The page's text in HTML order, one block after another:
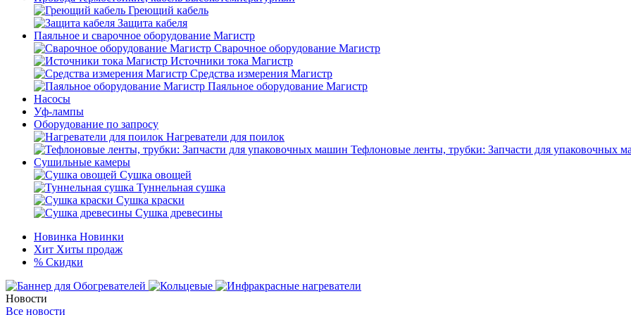
Греющий кабель
Защита кабеля
Паяльное и сварочное оборудование Магистр
Сварочное оборудование Магистр
Источники тока Магистр
Средства измерения Магистр
Паяльное оборудование Магистр
Насосы
Уф-лампы
Оборудование по запросу
Нагреватели для поилок
Тефлоновые ленты, трубки: Запчасти для упаковочных
Сушильные камеры
Сушка овощей
Туннельная сушка
Сушка краски
Сушка древесины
Новинка Новинки
Хит Хиты продаж
% Скидки
Новости
Все новости